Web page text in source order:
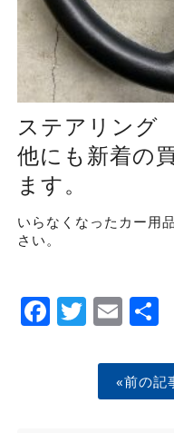
ステアリング
他にも新着の
ます。
いらなくなったカー用
さい。
Facebook
Twitter
«前の記